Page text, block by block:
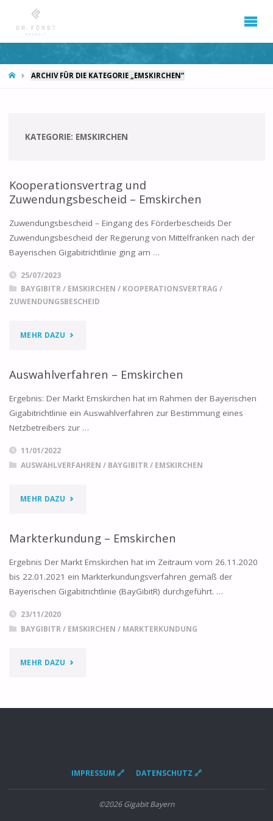
STARTARCHIV FÜR DIE KATEGORIE „EMSKIRCHEN“
KATEGORIE: EMSKIRCHEN
Kooperationsvertrag und
Zuwendungsbescheid – Emskirchen
Zuwendungsbescheid – Eingang des Förderbescheids Der
Zuwendungsbescheid der Regierung von Mittelfranken nach der
Bayerischen Gigabitrichtlinie ging am …
25/07/2023
BAYGIBITR/ EMSKIRCHEN / KOOPERATIONSVERTRAG /
ZUWENDUNGSBESCHEID
MEHR DAZU "KOOPERATIONSVERTRAG
EMSKIRCHEN"
Auswahlverfahren – Emskirchen
Ergebnis: Der Markt Emskirchen hat im Rahmen der Bayerischen
Gigabitrichtlinie ein Auswahlverfahren zur Bestimmung eines
Netzbetreibers zur …
11/01/2022
AUSWAHLVERFAHREN / BAYGIBITR/ EMSKIRCHEN
MEHR DAZU "AUSWAHLVERFAHREN
EMSKIRCHEN"
Markterkundung – Emskirchen
Ergebnis Der Markt Emskirchen hat im Zeitraum vom 26.11.2020
bis 22.01.2021 ein Markterkundungsverfahren gemäß der
Bayerischen Gigabitrichtlinie (BayGibitR) durchgeführt. …
23/11/2020
BAYGIBITR/ EMSKIRCHEN / MARKTERKUNDUNG
MEHR DAZU "MARKTERKUNDUNG
EMSKIRCHEN"
IMPRESSUM 🔗 DATENSCHUTZ 🔗
©2026 Gigabit Bayern